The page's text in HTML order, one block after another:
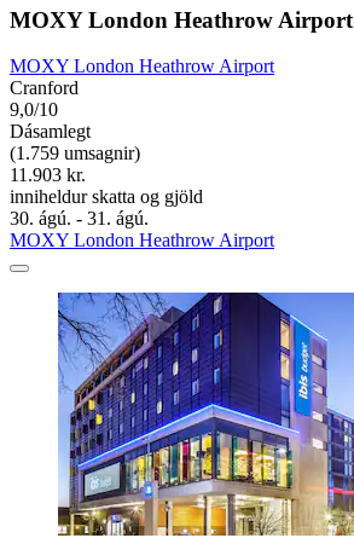
MOXY London Heathrow Airport
MOXY London Heathrow Airport
Cranford
9,0/10
Dásamlegt
(1.759 umsagnir)
11.903 kr.
inniheldur skatta og gjöld
30. ágú. - 31. ágú.
MOXY London Heathrow Airport